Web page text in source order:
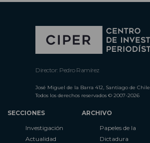
Director: Pedro Ramírez
José Miguel de la Barra 412, Santiago de Chile
Todos los derechos reservados © 2007-2026
SECCIONES
Investigación
Actualidad
ARCHIVO
Papeles de la
Dictadura